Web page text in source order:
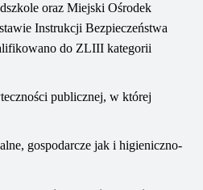
oraz Miejski Ośrodek
Instrukcji Bezpieczeństwa
do ZLIII kategorii
publicznej, w której
gospodarcze jak i higieniczno-